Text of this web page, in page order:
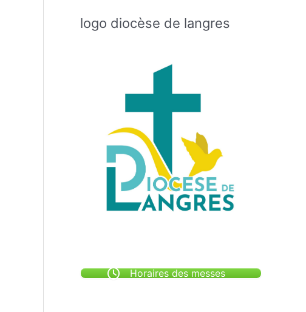
logo diocèse de langres
Horaires des messes